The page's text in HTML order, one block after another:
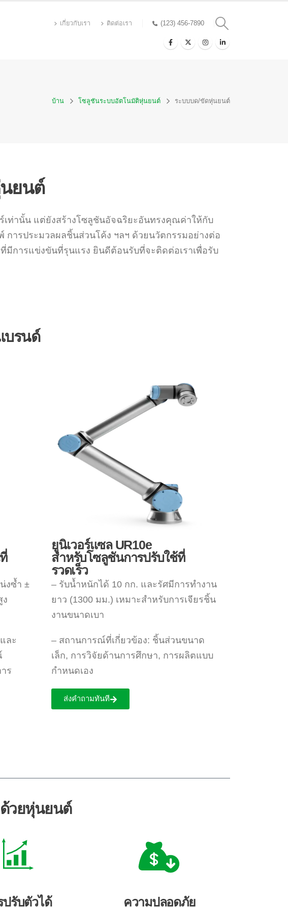
เกี่ยวกับเรา ติดต่อเรา (123) 456-7890
บ้าน โซลูชันระบบอัตโนมัติหุ่นยนต์ ระบบบด/ขัดหุ่นยนต์
ยนต์
เท่านั้น แต่ยังสร้างโซลูชันอัจฉริยะอันทรงคุณค่าให้กับ
ารประมวลผลชิ้นส่วนโค้ง ฯลฯ ด้วยนวัตกรรมอย่างต่อ
มีการแข่งขันที่รุนแรง ยินดีต้อนรับที่จะติดต่อเราเพื่อรับ
บรนด์
งซ้ำ ±
ง
ละ
ร
ยูนิเวอร์แซล UR10e
สำหรับโซลูชันการปรับใช้ที่
รวดเร็ว
– รับน้ำหนักได้ 10 กก. และรัศมีการทำงาน
ยาว (1300 มม.) เหมาะสำหรับการเจียรชิ้น
งานขนาดเบา
– สถานการณ์ที่เกี่ยวข้อง: ชิ้นส่วนขนาด
เล็ก, การวิจัยด้านการศึกษา, การผลิตแบบ
กำหนดเอง
ส่งคำถามทันที
ด้วยหุ่นยนต์
ปรับตัวได้ ความปลอดภัย